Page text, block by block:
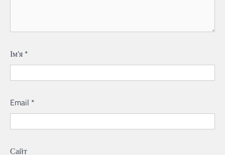
Ім'я *
Email *
Сайт